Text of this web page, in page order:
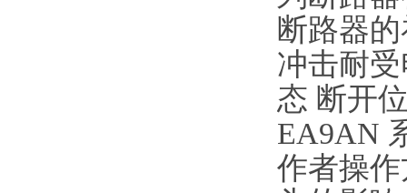
断路器
冲击耐
态 断开
EA9AN
作者操